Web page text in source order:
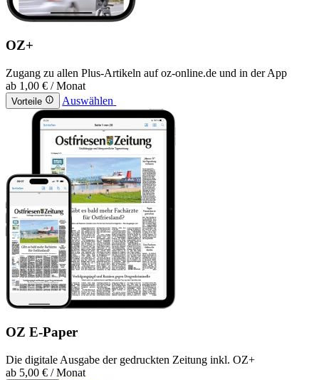
OZ+
Zugang zu allen Plus-Artikeln auf oz-online.de und in der App
ab 1,00 € / Monat
Vorteile Auswählen
OZ E-Paper
Die digitale Ausgabe der gedruckten Zeitung inkl. OZ+
ab 5,00 € / Monat